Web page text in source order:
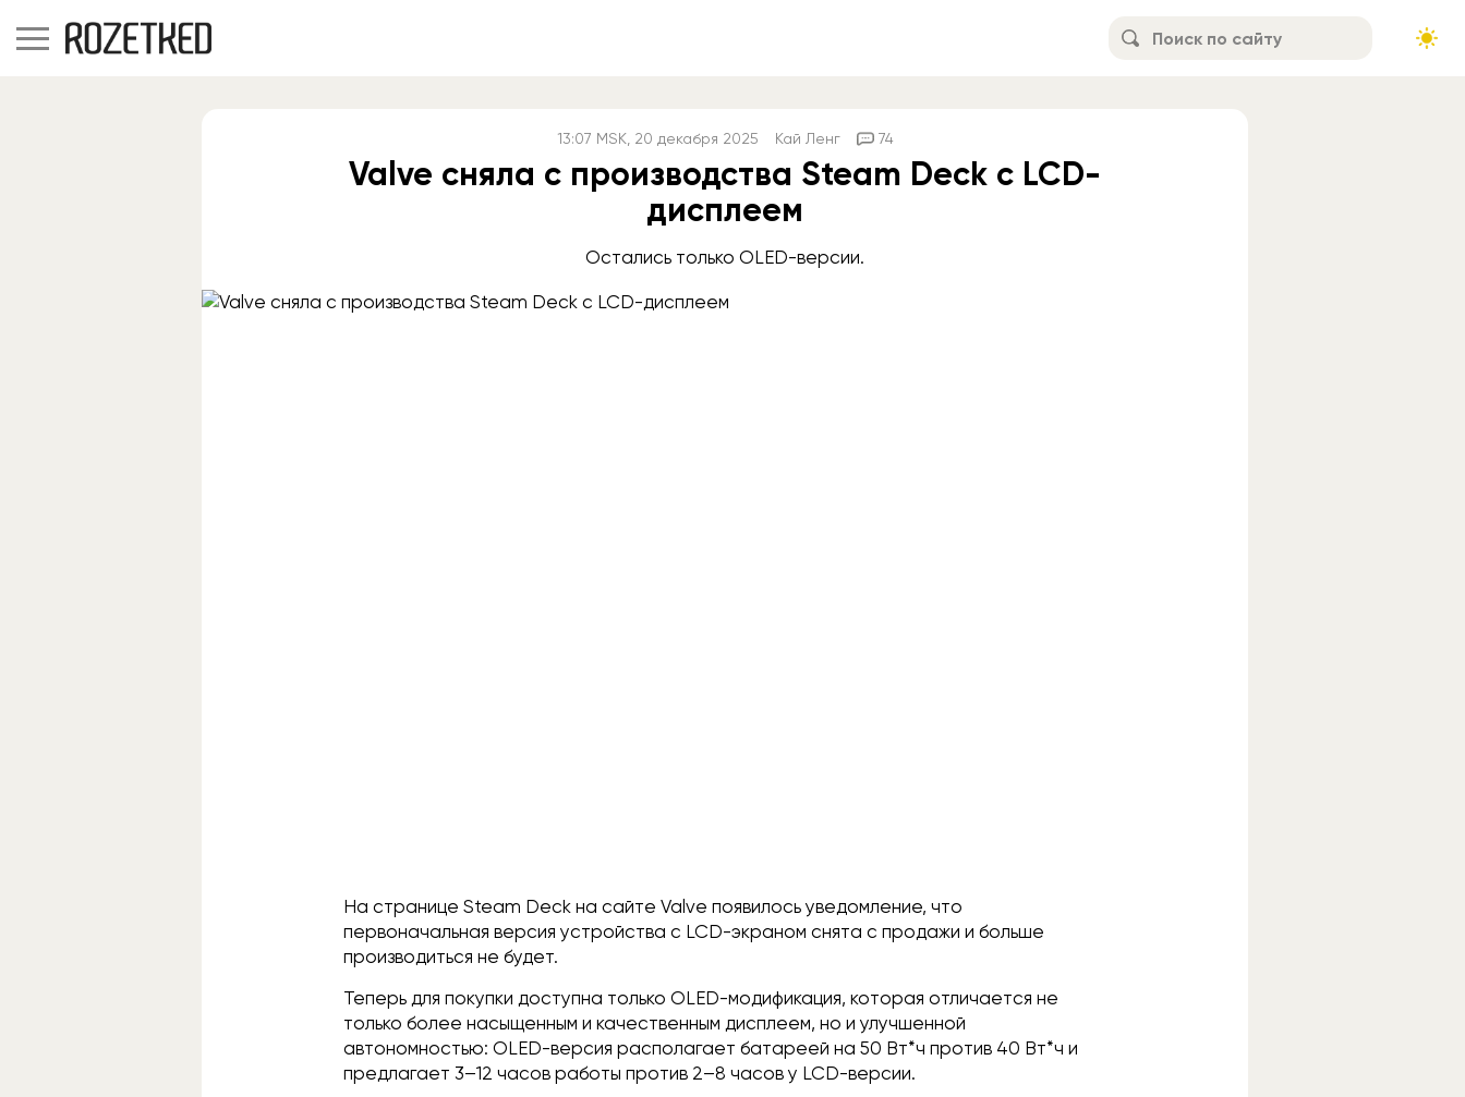
13:07 MSK, 20 декабря 2025 Кай Ленг 74
Valve сняла с производства Steam Deck с LCD-
дисплеем
Остались только OLED-версии.
На странице Steam Deck на сайте Valve появилось уведомление, что
первоначальная версия устройства с LCD-экраном снята с продажи и больше
производиться не будет.
Теперь для покупки доступна только OLED-модификация, которая отличается не
только более насыщенным и качественным дисплеем, но и улучшенной
автономностью: OLED-версия располагает батареей на 50 Вт*ч против 40 Вт*ч и
предлагает 3–12 часов работы против 2–8 часов у LCD-версии.